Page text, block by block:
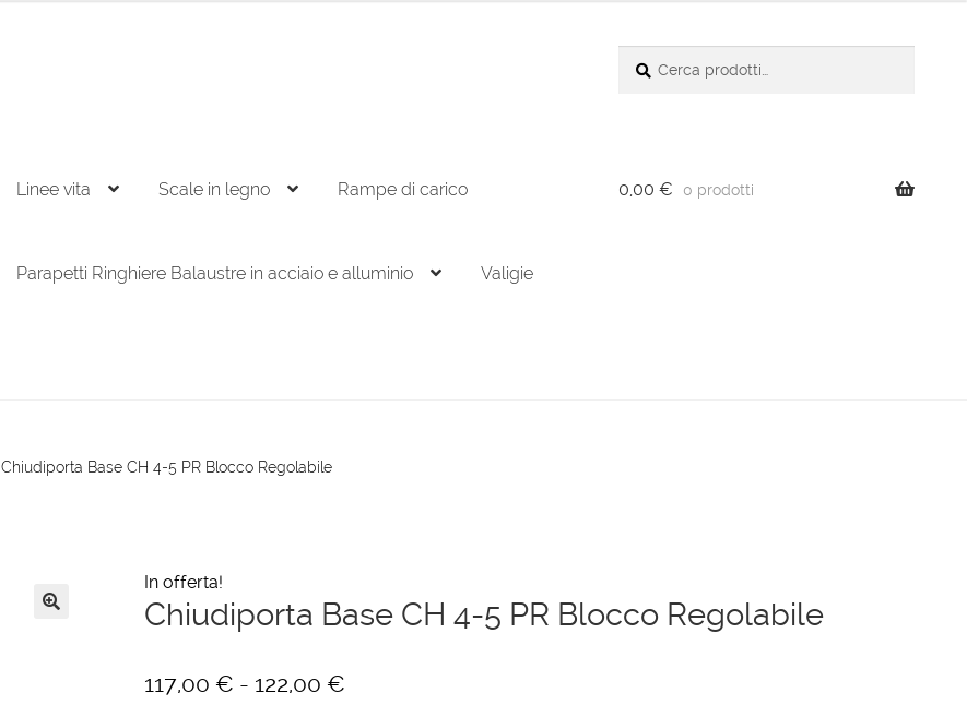
Linee vita Scale in legno Rampe di carico
Parapetti Ringhiere Balaustre in acciaio e alluminio Valigie
0,00 € 0 prodotti
Chiudiporta Base CH 4-5 PR Blocco Regolabile
In offerta!
Chiudiporta Base CH 4-5 PR Blocco Regolabile
117,00 € - 122,00 €Fascia